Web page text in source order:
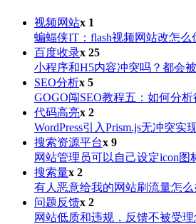
视频网站x 1
蝙蝠侠IT：flash视频网站改怎么
百度收录x 25
小程序和H5内容冲突吗？都会
SEO分析x 5
GOGO闯SEO教程五：如何分
代码高亮x 2
WordPress引入Prism.js无冲突实
搜索资源平台x 9
网站管理员可以自己设定icon图
搜索量x 2
有人恶意给我的网站刷流量怎么
问题反馈x 2
网站低质和违规，反馈不被受理